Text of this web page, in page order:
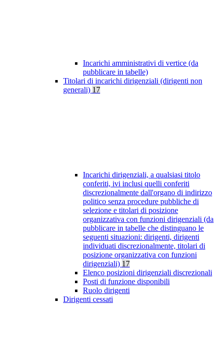
Incarichi amministrativi di vertice (da
pubblicare in tabelle)
Titolari di incarichi dirigenziali (dirigenti non
generali) 17
Incarichi dirigenziali, a qualsiasi titolo
conferiti, ivi inclusi quelli conferiti
discrezionalmente dall'organo di indirizzo
politico senza procedure pubbliche di
selezione e titolari di posizione
organizzativa con funzioni dirigenziali (da
pubblicare in tabelle che distinguano le
seguenti situazioni: dirigenti, dirigenti
individuati discrezionalmente, titolari di
posizione organizzativa con funzioni
dirigenziali) 17
Elenco posizioni dirigenziali discrezionali
Posti di funzione disponibili
Ruolo dirigenti
Dirigenti cessati